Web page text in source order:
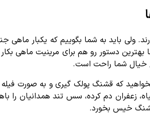
ولی باید به شما بگوییم که یکبار
دستور رو هم برای مرینیت ماهی
خیال شما راحت است.
که قشنگ پولک گیری و به صورت
زعفران دم کرده، سس تند همدانیان